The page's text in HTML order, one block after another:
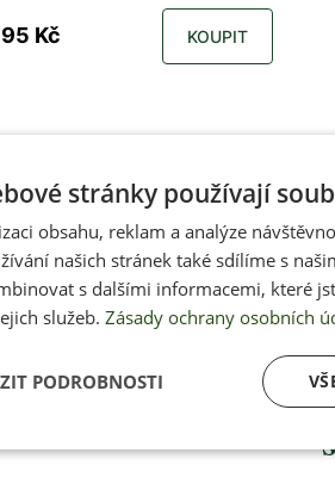
95 Kč
KOUPIT
stránky používají
obsahu, reklam a analýze
našich stránek také sdílíme s
s dalšími informacemi, které
služeb. Zásady ochrany osobních
PODROBNOSTI